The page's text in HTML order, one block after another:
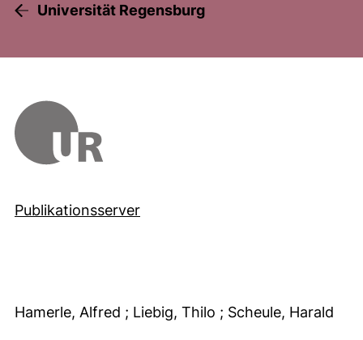
Universität Regensburg
Publikationsserver
Hamerle, Alfred ; Liebig, Thilo ; Scheule, Harald